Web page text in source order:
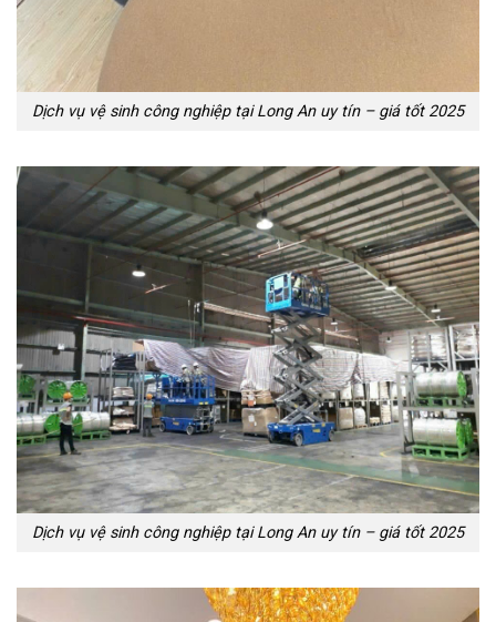
Dịch vụ vệ sinh công nghiệp tại Long An uy tín – giá tốt 2025
Dịch vụ vệ sinh công nghiệp tại Long An uy tín – giá tốt 2025